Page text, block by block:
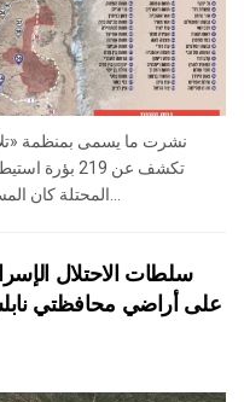
نشرت ما يسمى بمنظمة
تكشف عن 219
سلطات الاحتلال
على أراضي محافظتي